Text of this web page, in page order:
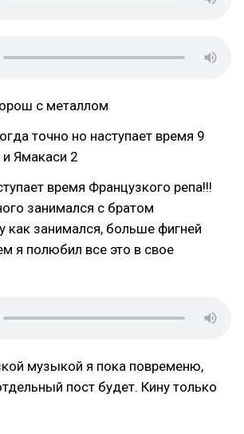
с металлом
точно но наступает время 9
Ямакаси 2
время Французкого репа!!!
занимался с братом
как занимался, больше фигней
я полюбил все это в свое
музыкой я пока повременю,
пост будет. Кину только